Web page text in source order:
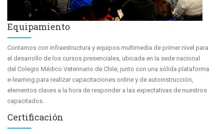
Equipamiento
Contamos con infraestructura y equipos multimedia de primer nivel para
el desarrollo de los cursos presenciales, ubicada en la sede nacional
del Colegio Médico Veterinario de Chile, junto con una sólida plataforma
e-learning para realizar capacitaciones online y de autoinstrucción,
elementos claves a la hora de responder a las expectativas de nuestros
capacitados.
Certificación